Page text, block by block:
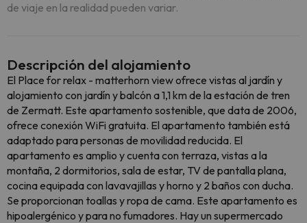
de viaje en la realidad pueden variar.
Descripción del alojamiento
El Place for relax - matterhorn view ofrece vistas al jardín y
alojamiento con jardín y balcón a 1,1 km de la estación de tren
de Zermatt. Este apartamento sostenible, que data de 2006,
ofrece conexión WiFi gratuita. El apartamento también está
adaptado para personas de movilidad reducida. El
apartamento es amplio y cuenta con terraza, vistas a la
montaña, 2 dormitorios, sala de estar, TV de pantalla plana,
cocina equipada con lavavajillas y horno y 2 baños con ducha.
Se proporcionan toallas y ropa de cama. Este apartamento es
hipoalergénico y para no fumadores. Hay un supermercado